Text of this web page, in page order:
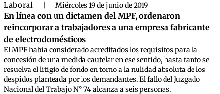
Laboral Miércoles 19 de junio de 2019
En línea con un dictamen del MPF, ordenaron
reincorporar a trabajadores a una empresa fabricante
de electrodomésticos
El MPF había considerado acreditados los requisitos para la
concesión de una medida cautelar en ese sentido, hasta tanto se
resuelva el litigio de fondo en torno a la nulidad absoluta de los
despidos planteada por los demandantes. El fallo del Juzgado
Nacional del Trabajo N° 74 alcanza a seis personas.